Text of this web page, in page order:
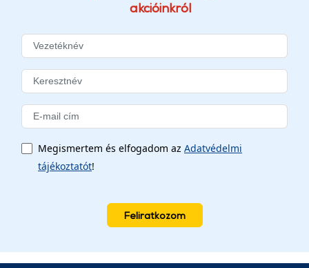
akcióinkról
Megismertem és elfogadom az Adatvédelmi
tájékoztatót!
Feliratkozom